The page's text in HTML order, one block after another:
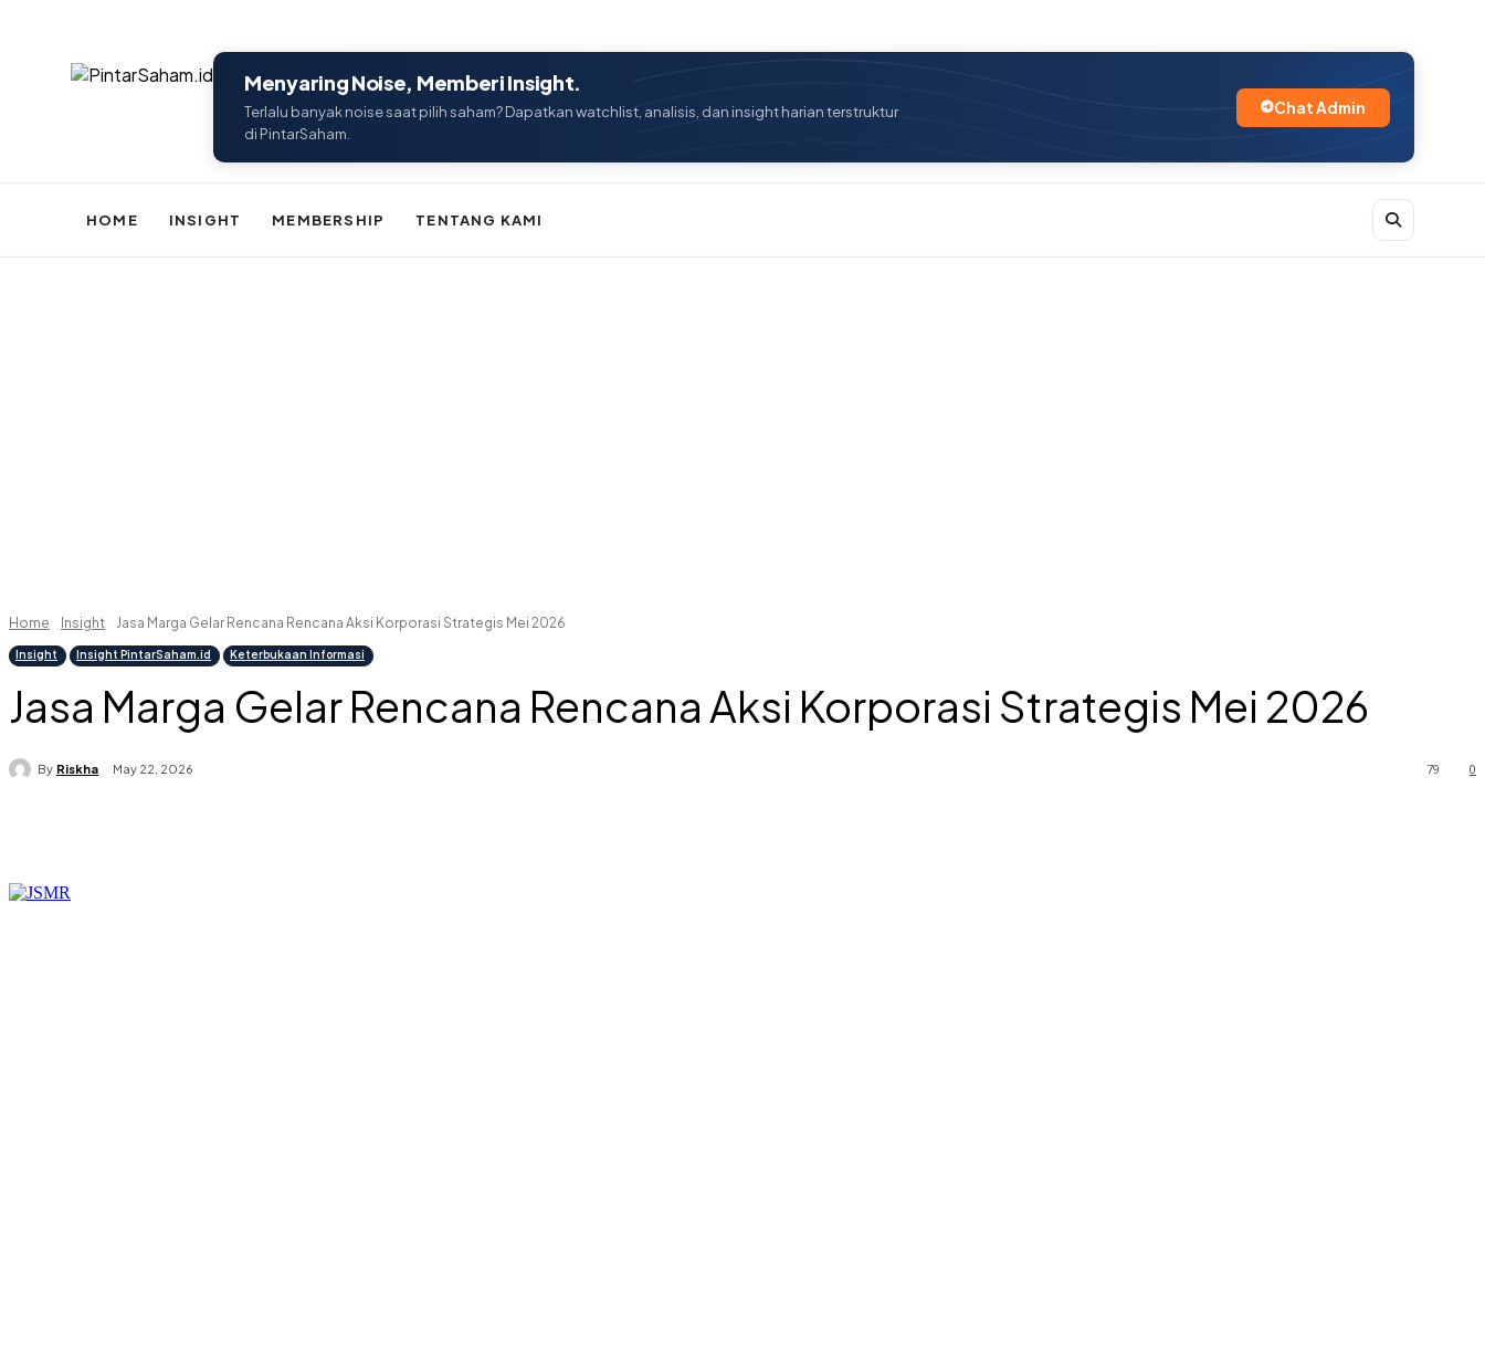
Menyaring Noise, Memberi Insight.
Terlalu banyak noise saat pilih saham? Dapatkan watchlist, analisis, dan insight harian terstruktur
di PintarSaham.
Chat Admin
HOME INSIGHT MEMBERSHIP TENTANG KAMI
Home Insight Jasa Marga Gelar Rencana Rencana Aksi Korporasi Strategis Mei 2026
Insight Insight PintarSaham.id Keterbukaan Informasi
Jasa Marga Gelar Rencana Rencana Aksi Korporasi Strategis Mei 2026
By Riskha May 22, 2026 0
79